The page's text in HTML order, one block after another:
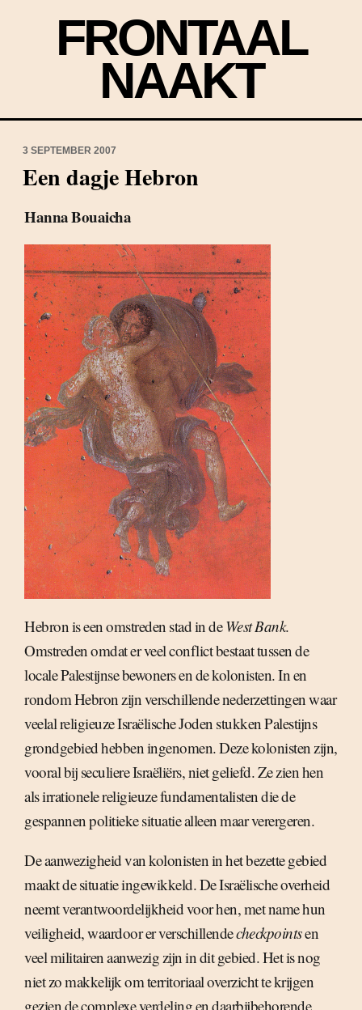
FRONTAAL
NAAKT
3 SEPTEMBER 2007
Een dagje Hebron
Hanna Bouaicha
Hebron is een omstreden stad in deWest Bank.
Omstreden omdat er veel conflict bestaat tussen de
locale Palestijnse bewoners en de kolonisten. In en
rondom Hebron zijn verschillende nederzettingen waar
veelal religieuze Israëlische Joden stukken Palestijns
grondgebied hebben ingenomen. Deze kolonisten zijn,
vooral bij seculiere Israëliërs, niet geliefd. Ze zien hen
als irrationele religieuze fundamentalisten die de
gespannen politieke situatie alleen maar verergeren.
De aanwezigheid van kolonisten in het bezette gebied
maakt de situatie ingewikkeld. De Israëlische overheid
neemt verantwoordelijkheid voor hen, met name hun
veiligheid, waardoor er verschillendecheckpointsen
veel militairen aanwezig zijn in dit gebied. Het is nog
niet zo makkelijk om territoriaal overzicht te krijgen
gezien de complexe verdeling en daarbijbehorende